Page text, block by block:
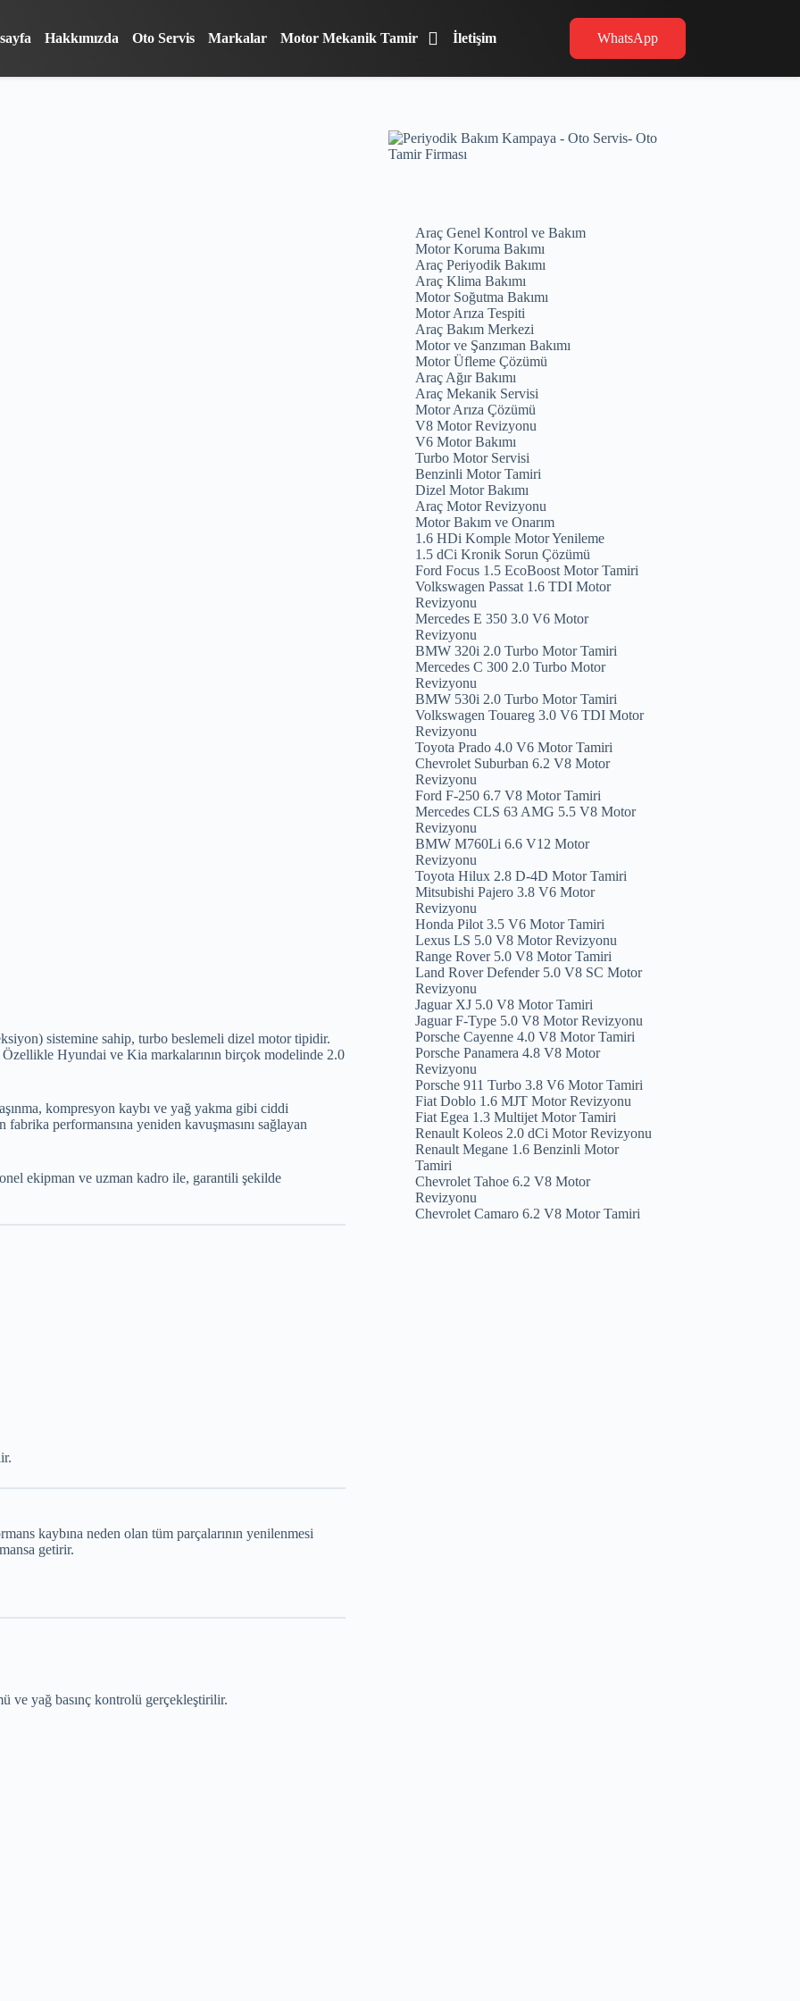
Hakkımızda Oto Servis Markalar Motor Mekanik Tamir İletişim WhatsApp
sistemine sahip, turbo beslemeli dizel motor tipidir.
Hyundai ve Kia markalarının birçok modelinde 2.0
kompresyon kaybı ve yağ yakma gibi ciddi
fabrika performansına yeniden kavuşmasını sağlayan
ekipman ve uzman kadro ile, garantili şekilde
kaybına neden olan tüm parçalarının yenilenmesi
getirir.
ve yağ basınç kontrolü gerçekleştirilir.
Araç Genel Kontrol ve Bakım
Motor Koruma Bakımı
Araç Periyodik Bakımı
Araç Klima Bakımı
Motor Soğutma Bakımı
Motor Arıza Tespiti
Araç Bakım Merkezi
Motor ve Şanzıman Bakımı
Motor Üfleme Çözümü
Araç Ağır Bakımı
Araç Mekanik Servisi
Motor Arıza Çözümü
V8 Motor Revizyonu
V6 Motor Bakımı
Turbo Motor Servisi
Benzinli Motor Tamiri
Dizel Motor Bakımı
Araç Motor Revizyonu
Motor Bakım ve Onarım
1.6 HDi Komple Motor Yenileme
1.5 dCi Kronik Sorun Çözümü
Ford Focus 1.5 EcoBoost Motor Tamiri
Volkswagen Passat 1.6 TDI Motor
Revizyonu
Mercedes E 350 3.0 V6 Motor
Revizyonu
BMW 320i 2.0 Turbo Motor Tamiri
Mercedes C 300 2.0 Turbo Motor
Revizyonu
BMW 530i 2.0 Turbo Motor Tamiri
Volkswagen Touareg 3.0 V6 TDI Motor
Revizyonu
Toyota Prado 4.0 V6 Motor Tamiri
Chevrolet Suburban 6.2 V8 Motor
Revizyonu
Ford F-250 6.7 V8 Motor Tamiri
Mercedes CLS 63 AMG 5.5 V8 Motor
Revizyonu
BMW M760Li 6.6 V12 Motor
Revizyonu
Toyota Hilux 2.8 D-4D Motor Tamiri
Mitsubishi Pajero 3.8 V6 Motor
Revizyonu
Honda Pilot 3.5 V6 Motor Tamiri
Lexus LS 5.0 V8 Motor Revizyonu
Range Rover 5.0 V8 Motor Tamiri
Land Rover Defender 5.0 V8 SC Motor
Revizyonu
Jaguar XJ 5.0 V8 Motor Tamiri
Jaguar F-Type 5.0 V8 Motor Revizyonu
Porsche Cayenne 4.0 V8 Motor Tamiri
Porsche Panamera 4.8 V8 Motor
Revizyonu
Porsche 911 Turbo 3.8 V6 Motor Tamiri
Fiat Doblo 1.6 MJT Motor Revizyonu
Fiat Egea 1.3 Multijet Motor Tamiri
Renault Koleos 2.0 dCi Motor Revizyonu
Renault Megane 1.6 Benzinli Motor
Tamiri
Chevrolet Tahoe 6.2 V8 Motor
Revizyonu
Chevrolet Camaro 6.2 V8 Motor Tamiri